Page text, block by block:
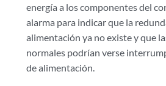
energía a los componentes del
alarma para indicar que la
alimentación ya no existe y que
normales podrían verse
de alimentación.